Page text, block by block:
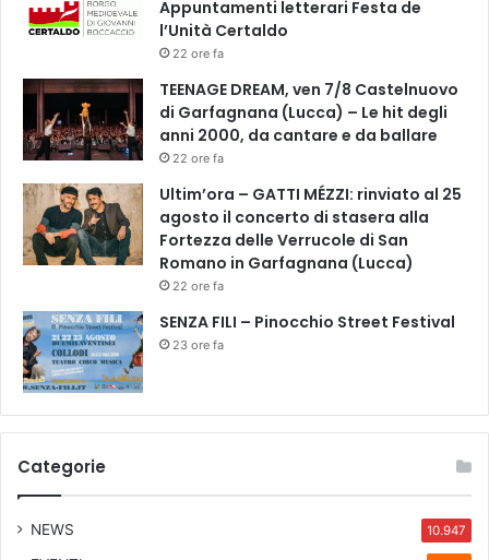
Appuntamenti letterari Festa de
l’Unità Certaldo
22 ore fa
TEENAGE DREAM, ven 7/8 Castelnuovo
di Garfagnana (Lucca) – Le hit degli
anni 2000, da cantare e da ballare
22 ore fa
Ultim’ora – GATTI MÉZZI: rinviato al 25
agosto il concerto di stasera alla
Fortezza delle Verrucole di San
Romano in Garfagnana (Lucca)
22 ore fa
SENZA FILI – Pinocchio Street Festival
23 ore fa
Categorie
NEWS 10.947